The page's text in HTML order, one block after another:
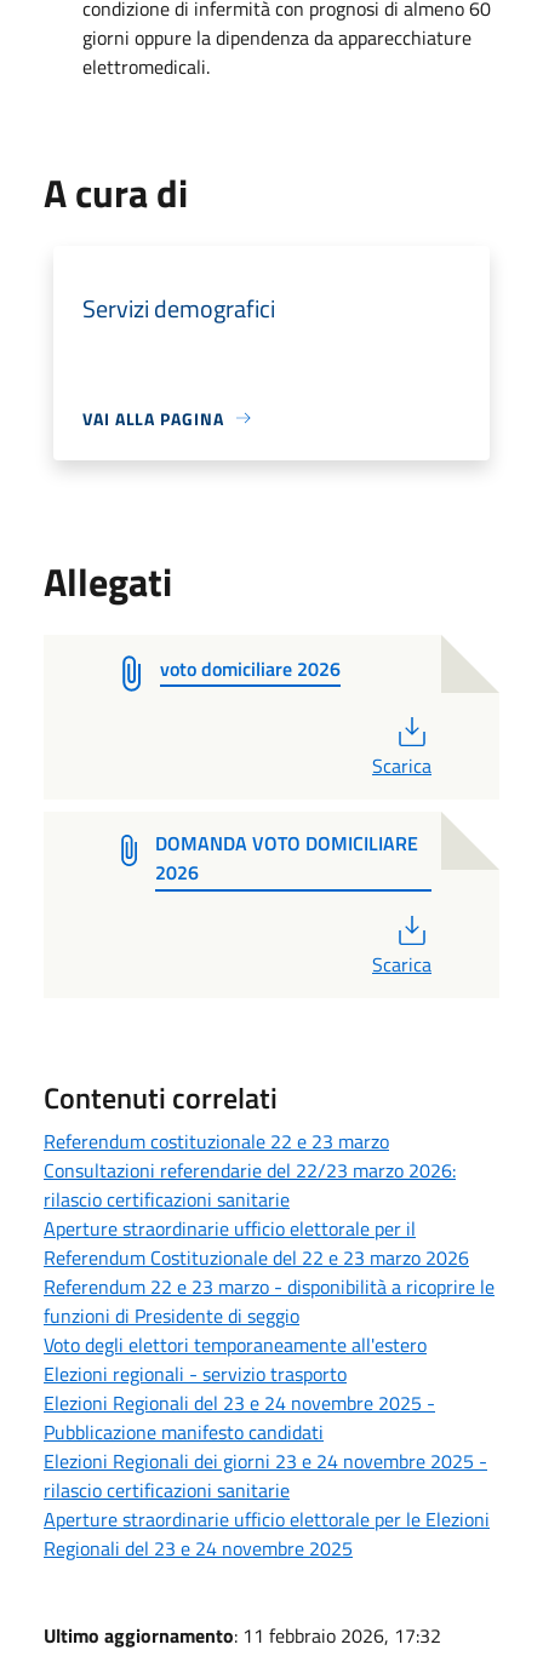
condizione di infermità con prognosi di almeno 60
giorni oppure la dipendenza da apparecchiature
elettromedicali.
A cura di
Servizi demografici
VAI ALLA PAGINA
Allegati
voto domiciliare 2026
Scarica
DOMANDA VOTO DOMICILIARE
2026
Scarica
Contenuti correlati
Referendum costituzionale 22 e 23 marzo
Consultazioni referendarie del 22/23 marzo 2026:
rilascio certificazioni sanitarie
Aperture straordinarie ufficio elettorale per il
Referendum Costituzionale del 22 e 23 marzo 2026
Referendum 22 e 23 marzo - disponibilità a ricoprire le
funzioni di Presidente di seggio
Voto degli elettori temporaneamente all'estero
Elezioni regionali - servizio trasporto
Elezioni Regionali del 23 e 24 novembre 2025 -
Pubblicazione manifesto candidati
Elezioni Regionali dei giorni 23 e 24 novembre 2025 -
rilascio certificazioni sanitarie
Aperture straordinarie ufficio elettorale per le Elezioni
Regionali del 23 e 24 novembre 2025
Ultimo aggiornamento: 11 febbraio 2026, 17:32